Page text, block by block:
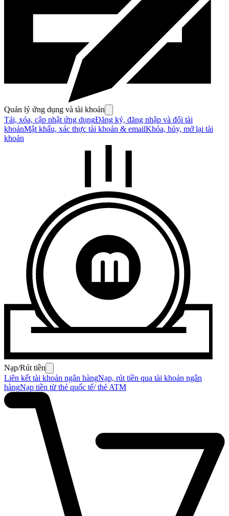
Quản lý ứng dụng và tài khoản
Tải, xóa, cập nhật ứng dụngĐăng ký, đăng nhập và đổi tài
khoảnMật khẩu, xác thực tài khoản & emailKhóa, hủy, mở lại tài
khoản
Nạp/Rút tiền
Liên kết tài khoản ngân hàngNạp, rút tiền qua tài khoản ngân
hàngNạp tiền từ thẻ quốc tế/ thẻ ATM